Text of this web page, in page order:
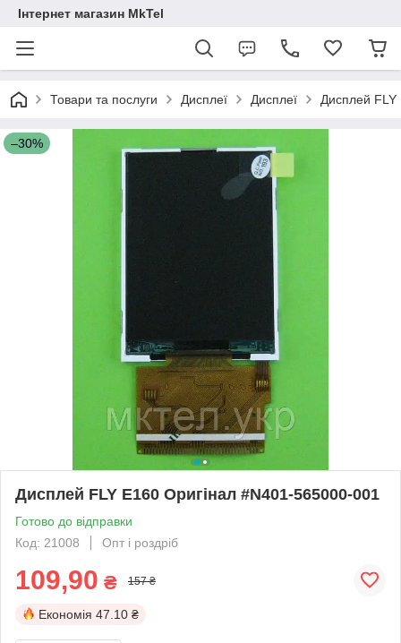
Інтернет магазин MkTel
Товари та послуги Дисплеї Дисплеї Дисплей FLY
–30%
Дисплей FLY E160 Оригінал #N401-565000-001
Готово до відправки
Код: 21008
Опт і роздріб
109,90 ₴ 157 ₴
Економія 47.10 ₴